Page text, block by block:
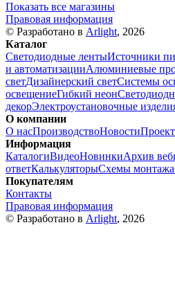
Показать все магазины
Правовая информация
© Разработано в Arlight, 2026
Каталог
Светодиодные лентыИсточники
и автоматизацииАлюминиевые
светДизайнерский светСистемы
освещениеГибкий неон
декорЭлектроустановочные
О компании
О насПроизводствоНовости
Информация
КаталогиВидеоНовинкиАрхив
ответКалькуляторыСхемы монтажа
Покупателям
Контакты
Правовая информация
© Разработано в Arlight, 2026